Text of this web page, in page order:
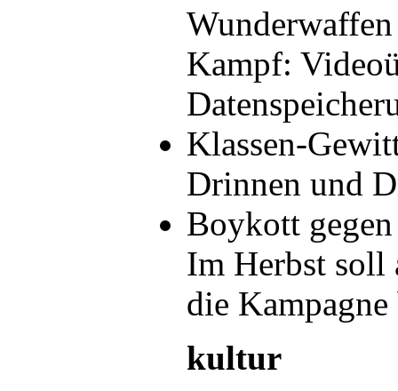
Kampf:
Klassen-
Drinnen und
Boykott
Im Herbst soll
die
kultur